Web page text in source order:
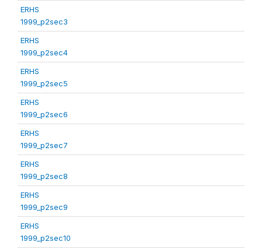
ERHS
1999_p2sec3
ERHS
1999_p2sec4
ERHS
1999_p2sec5
ERHS
1999_p2sec6
ERHS
1999_p2sec7
ERHS
1999_p2sec8
ERHS
1999_p2sec9
ERHS
1999_p2sec10